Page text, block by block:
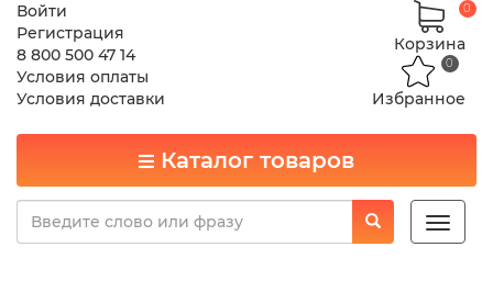
Войти
Регистрация
8 800 500 47 14
Условия оплаты
Условия доставки
Корзина
0
Избранное
0
Каталог товаров
Toggle